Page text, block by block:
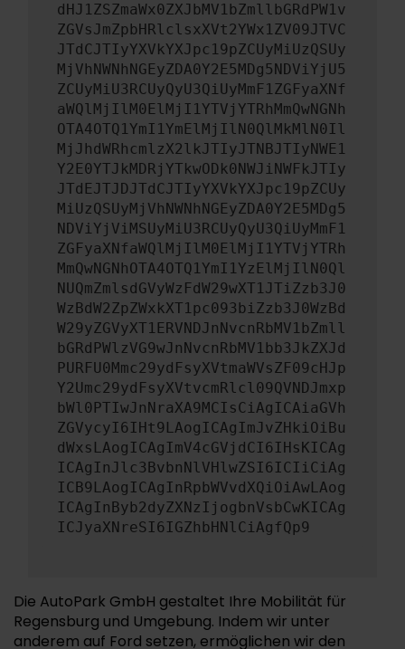
dHJ1ZSZmaWx0ZXJbMV1bZmllbGRdPW1v
ZGVsJmZpbHRlclsxXVt2YWx1ZV09JTVC
JTdCJTIyYXVkYXJpc19pZCUyMiUzQSUy
MjVhNWNhNGEyZDA0Y2E5MDg5NDViYjU5
ZCUyMiU3RCUyQyU3QiUyMmF1ZGFyaXNf
aWQlMjIlM0ElMjI1YTVjYTRhMmQwNGNh
OTA4OTQ1YmI1YmElMjIlN0QlMkMlN0Il
MjJhdWRhcmlzX2lkJTIyJTNBJTIyNWE1
Y2E0YTJkMDRjYTkwODk0NWJiNWFkJTIy
JTdEJTJDJTdCJTIyYXVkYXJpc19pZCUy
MiUzQSUyMjVhNWNhNGEyZDA0Y2E5MDg5
NDViYjViMSUyMiU3RCUyQyU3QiUyMmF1
ZGFyaXNfaWQlMjIlM0ElMjI1YTVjYTRh
MmQwNGNhOTA4OTQ1YmI1YzElMjIlN0Ql
NUQmZmlsdGVyWzFdW29wXT1JTiZzb3J0
WzBdW2ZpZWxkXT1pc093biZzb3J0WzBd
W29yZGVyXT1ERVNDJnNvcnRbMV1bZmll
bGRdPWlzVG9wJnNvcnRbMV1bb3JkZXJd
PURFU0Mmc29ydFsyXVtmaWVsZF09cHJp
Y2Umc29ydFsyXVtvcmRlcl09QVNDJmxp
bWl0PTIwJnNraXA9MCIsCiAgICAiaGVh
ZGVycyI6IHt9LAogICAgImJvZHkiOiBu
dWxsLAogICAgImV4cGVjdCI6IHsKICAg
ICAgInJlc3BvbnNlVHlwZSI6ICIiCiAg
ICB9LAogICAgInRpbWVvdXQiOiAwLAog
ICAgInByb2dyZXNzIjogbnVsbCwKICAg
ICJyaXNreSI6IGZhbHNlCiAgfQp9
Die AutoPark GmbH gestaltet Ihre Mobilität für
Regensburg und Umgebung. Indem wir unter
anderem auf Ford setzen, ermöglichen wir den